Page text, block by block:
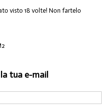
visto 18 volte! Non fartelo
tua e-mail